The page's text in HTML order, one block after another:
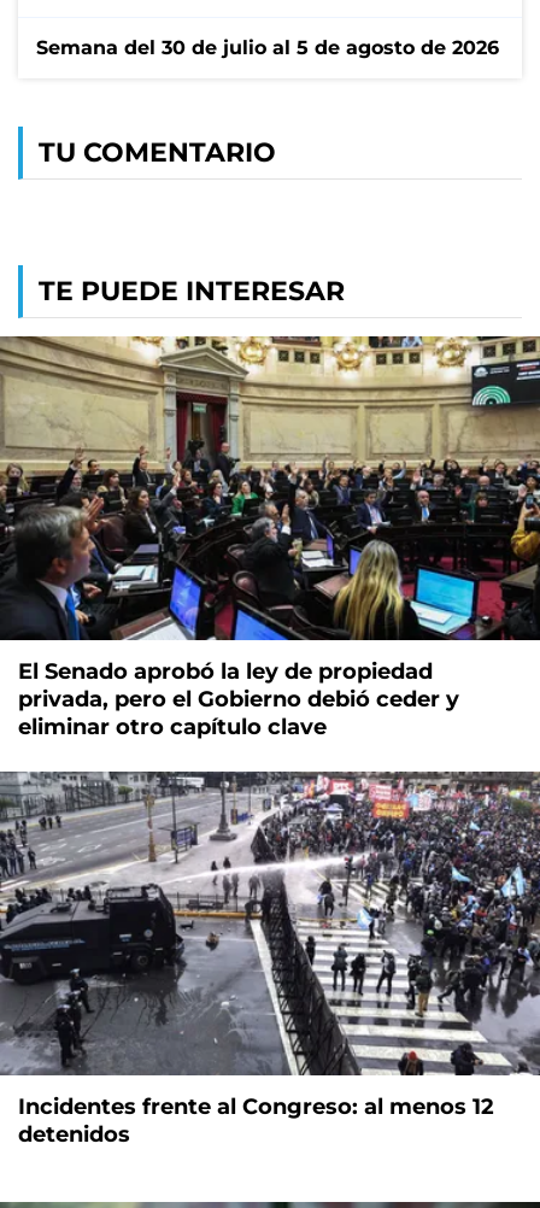
Semana del 30 de julio al 5 de agosto de 2026
TU COMENTARIO
TE PUEDE INTERESAR
El Senado aprobó la ley de propiedad
privada, pero el Gobierno debió ceder y
eliminar otro capítulo clave
Incidentes frente al Congreso: al menos 12
detenidos